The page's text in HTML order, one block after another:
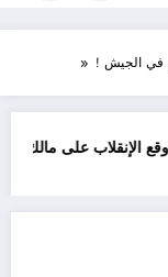
في الجيش !
على مالك بن نبي